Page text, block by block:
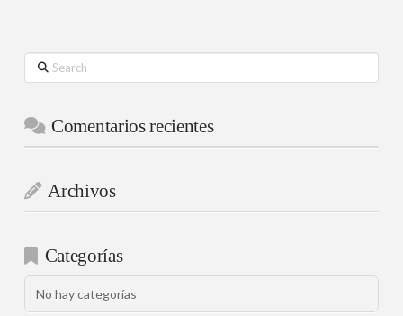
Search
Comentarios recientes
Archivos
Categorías
No hay categorías